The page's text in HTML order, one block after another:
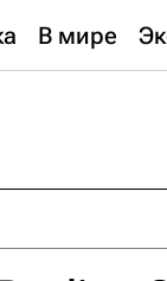
В мире